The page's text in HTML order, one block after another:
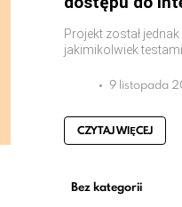
Projekt został
jakimikolwiek testami
9 listopada
CZYTAJ WIĘCEJ
Bez kategorii